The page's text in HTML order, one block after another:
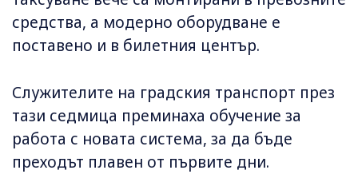
средства, а модерно оборудване е
поставено и в билетния център.
Служителите на градския транспорт през
тази седмица преминаха обучение за
работа с новата система, за да бъде
преходът плавен от първите дни.